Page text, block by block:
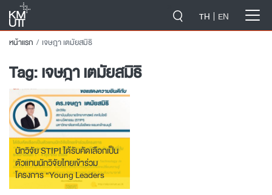
TH EN
หน้าแรก เจษฎา เตมัยสมิธิ
Tag:เจษฎา เตมัยสมิธิ
นักวิจัย STIPI ได้รับคัดเลือกเป็น
ตัวแทนนักวิจัยไทยเข้าร่วม
โครงการ “Young Leaders
Program 2022” ณ เมืองเกียวโต